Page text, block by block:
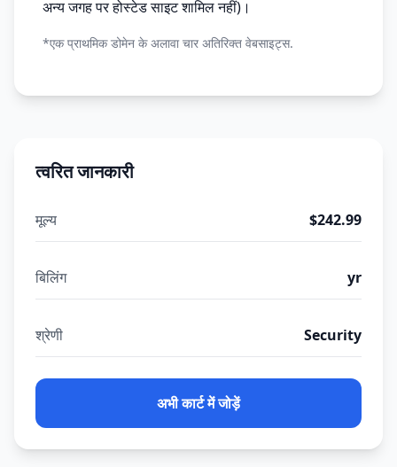
अन्य जगह पर होस्टेड साइट शामिल नहीं)।
*एक प्राथमिक डोमेन के अलावा चार अतिरिक्त वेबसाइट्स.
त्वरित जानकारी
मूल्य $242.99
बिलिंग yr
श्रेणी Security
अभी कार्ट में जोड़ें